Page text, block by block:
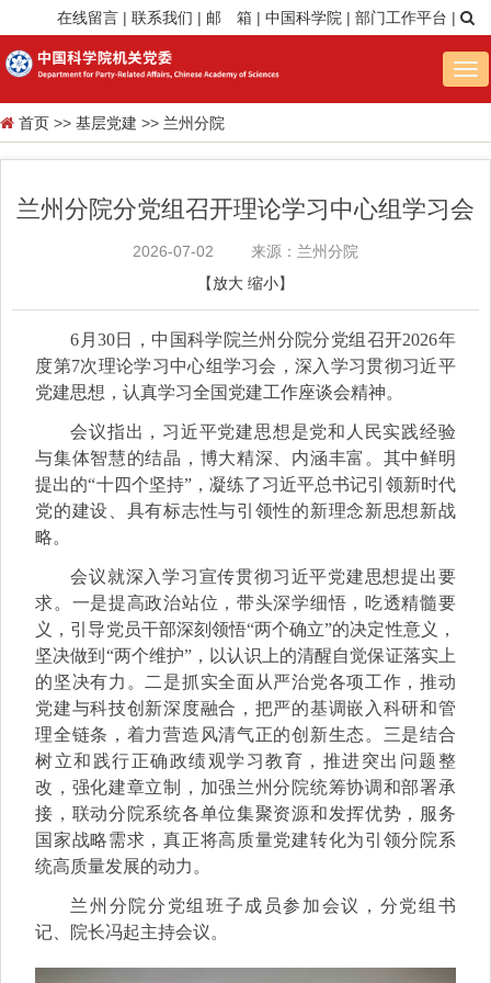
在线留言 | 联系我们 | 邮 箱 | 中国科学院 | 部门工作平台 |
首页 >> 基层党建 >> 兰州分院
兰州分院分党组召开理论学习中心组学习会
2026-07-02
来源：兰州分院
【放大 缩小】
6月30日，中国科学院兰州分院分党组召开2026年
度第7次理论学习中心组学习会，深入学习贯彻习近平
党建思想，认真学习全国党建工作座谈会精神。
会议指出，习近平党建思想是党和人民实践经验
与集体智慧的结晶，博大精深、内涵丰富。其中鲜明
提出的“十四个坚持”，凝练了习近平总书记引领新时代
党的建设、具有标志性与引领性的新理念新思想新战
略。
会议就深入学习宣传贯彻习近平党建思想提出要
求。一是提高政治站位，带头深学细悟，吃透精髓要
义，引导党员干部深刻领悟“两个确立”的决定性意义，
坚决做到“两个维护”，以认识上的清醒自觉保证落实上
的坚决有力。二是抓实全面从严治党各项工作，推动
党建与科技创新深度融合，把严的基调嵌入科研和管
理全链条，着力营造风清气正的创新生态。三是结合
树立和践行正确政绩观学习教育，推进突出问题整
改，强化建章立制，加强兰州分院统筹协调和部署承
接，联动分院系统各单位集聚资源和发挥优势，服务
国家战略需求，真正将高质量党建转化为引领分院系
统高质量发展的动力。
兰州分院分党组班子成员参加会议，分党组书
记、院长冯起主持会议。